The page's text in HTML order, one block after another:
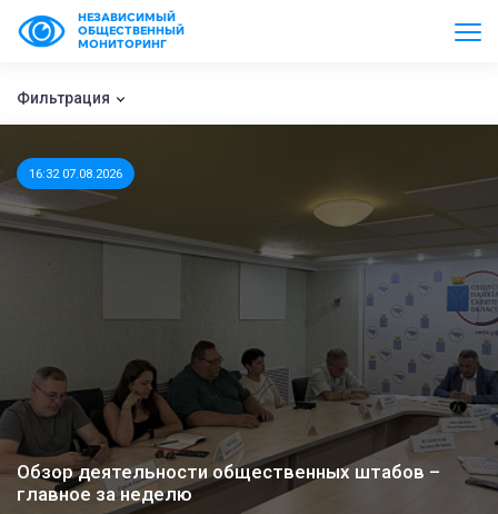
НЕЗАВИСИМЫЙ
ОБЩЕСТВЕННЫЙ
МОНИТОРИНГ
Фильтрация
16:32 07.08.2026
Обзор деятельности общественных штабов –
главное за неделю